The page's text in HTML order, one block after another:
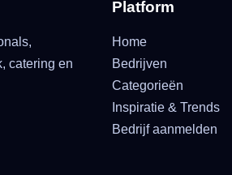
catering en
Platform
Home
Bedrijven
Categorieën
Inspiratie & Trends
Bedrijf aanmelden